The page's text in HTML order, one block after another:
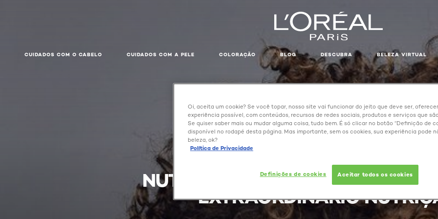
CUIDADOS COM O CABELO CUIDADOS COM A PELE COLORAÇÃO BLOG DESCUBRA BELEZA VIRTUAL
NUTRIÇÃO PROFUNDA COM
EXTRAORDINÁRIO
Oi, aceita um cookie? Se você topar, nosso site vai funcionar do jeito que deve ser,
experiência possível, com conteúdos, recursos de redes sociais, produtos e serviços que
Se quiser saber mais ou mudar alguma coisa, tudo bem. É só clicar no botão “Definição de
disponível no rodapé desta página. Mas importante, sem os cookies, sua experiência pode
beleza, ok?
Política de Privacidade
Definições de cookies Aceitar todos os cookies